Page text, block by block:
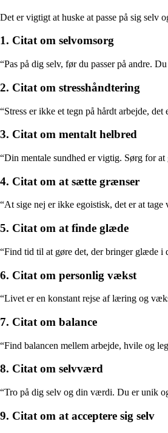
Det er vigtigt at huske at passe på sig selv
1. Citat om selvomsorg
“Pas på dig selv, før du passer på andre.
2. Citat om stresshåndtering
“Stress er ikke et tegn på hårdt arbejde,
3. Citat om mentalt helbred
“Din mentale sundhed er vigtig. Sørg for
4. Citat om at sætte grænser
“At sige nej er ikke egoistisk, det er at tage
5. Citat om at finde glæde
“Find tid til at gøre det, der bringer glæde i
6. Citat om personlig vækst
“Livet er en konstant rejse af læring og
7. Citat om balance
“Find balancen mellem arbejde, hvile og
8. Citat om selvværd
“Tro på dig selv og din værdi. Du er unik
9. Citat om at acceptere sig selv